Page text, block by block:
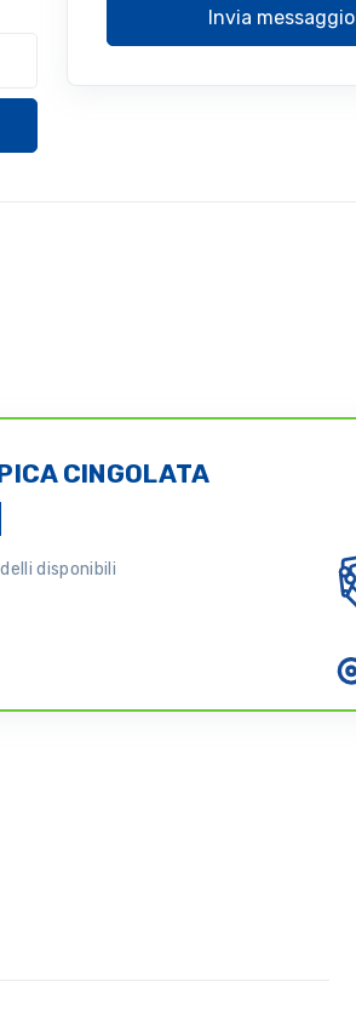
Invia messaggio
CINGOLATA
disponibili